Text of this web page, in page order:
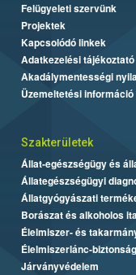
Felügyeleti szervünk
Projektek
Kapcsolódó linkek
Adatkezelési tájékoztató
Akadálymentességi
Üzemeltetési információ
Szakterületek
Állat-egészségügy és
Állategészségügyi
Állatgyógyászati
Borászat és alkoholos
Élelmiszer- és
Élelmiszerlánc-
Járványvédelem